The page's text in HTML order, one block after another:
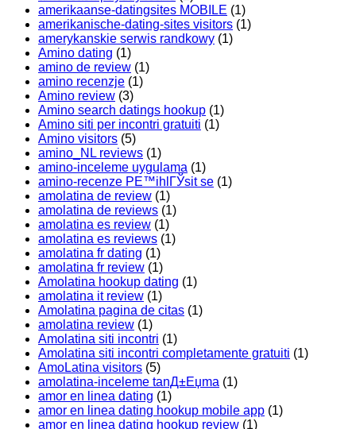
amerikaanse-datingsites MOBILE (1)
amerikanische-dating-sites visitors (1)
amerykanskie serwis randkowy (1)
Amino dating (1)
amino de review (1)
amino recenzje (1)
Amino review (3)
Amino search datings hookup (1)
Amino siti per incontri gratuiti (1)
Amino visitors (5)
amino_NL reviews (1)
amino-inceleme uygulama (1)
amino-recenze PЕ™ihlГЎsit se (1)
amolatina de review (1)
amolatina de reviews (1)
amolatina es review (1)
amolatina es reviews (1)
amolatina fr dating (1)
amolatina fr review (1)
Amolatina hookup dating (1)
amolatina it review (1)
Amolatina pagina de citas (1)
amolatina review (1)
Amolatina siti incontri (1)
Amolatina siti incontri completamente gratuiti (1)
AmoLatina visitors (5)
amolatina-inceleme tanД±Еџma (1)
amor en linea dating (1)
amor en linea dating hookup mobile app (1)
amor en linea dating hookup review (1)